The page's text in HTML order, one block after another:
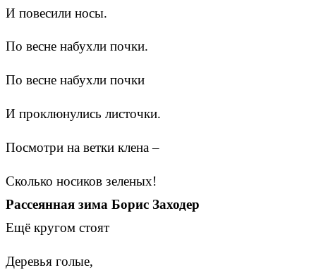
И повесили носы.
По весне набухли почки.
По весне набухли почки
И проклюнулись листочки.
Посмотри на ветки клена –
Сколько носиков зеленых!
Рассеянная зима Борис Заходер
Ещё кругом стоят
Деревья голые,